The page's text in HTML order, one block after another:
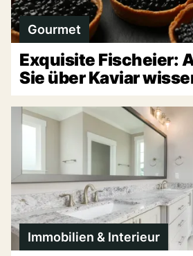
Gourmet
Exquisite Fischeier:
Sie über Kaviar
Immobilien & Interieur